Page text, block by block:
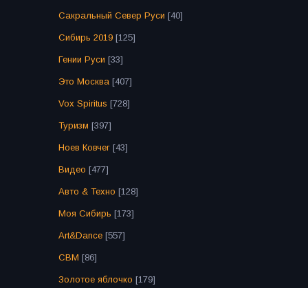
Сакральный Север Руси [40]
Сибирь 2019 [125]
Гении Руси [33]
Это Москва [407]
Vox Spiritus [728]
Туризм [397]
Ноев Ковчег [43]
Видео [477]
Авто & Техно [128]
Моя Сибирь [173]
Art&Dance [557]
СВМ [86]
Золотое яблочко [179]